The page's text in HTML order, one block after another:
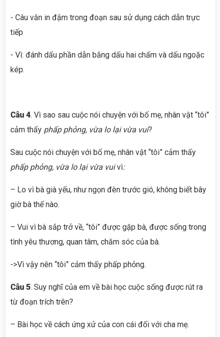
- Câu văn in đậm trong đoạn sau sử dụng cách dẫn trực
tiếp
- Vì: đánh dấu phần dẫn bằng dấu hai chấm và dấu ngoặc
kép.
Câu 4. Vì sao sau cuộc nói chuyện với bố mẹ, nhân vật “tôi”
cảm thấy phấp phỏng, vừa lo lại vừa vui?
Sau cuộc nói chuyện với bố mẹ, nhân vật “tôi” cảm thấy
phấp phỏng, vừa lo lại vừa vuivì:
– Lo vì bà già yếu, như ngọn đèn trước gió, không biết bây
giờ bà thế nào.
– Vui vì bà sắp trở về, “tôi” được gặp bà, được sống trong
tình yêu thương, quan tâm, chăm sóc của bà.
->Vì vậy nên “tôi” cảm thấy phấp phỏng.
Câu 5. Suy nghĩ của em về bài học cuộc sống được rút ra
từ đoạn trích trên?
– Bài học về cách ứng xử của con cái đối với cha mẹ.